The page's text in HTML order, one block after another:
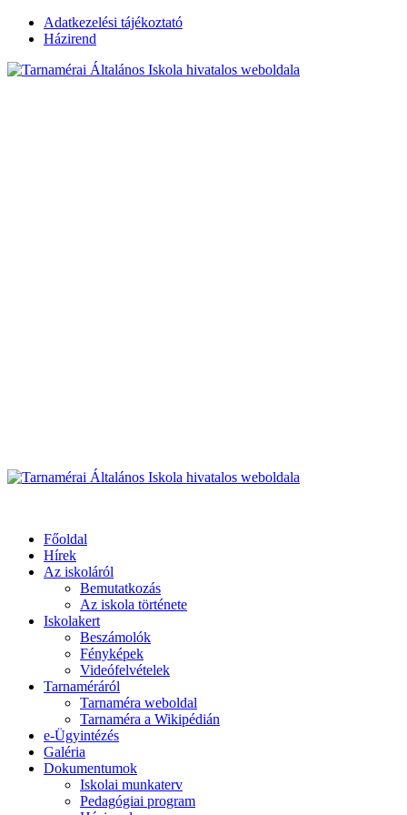
Skip
Adatkezelési tájékoztató
Házirend
Primary
Főoldal
Hírek
Az iskoláról
Bemutatkozás
Az iskola története
Iskolakert
Beszámolók
Fényképek
Videófelvételek
Tarnaméráról
Tarnaméra weboldal
Tarnaméra a Wikipédián
e-Ügyintézés
Galéria
Dokumentumok
Iskolai munkaterv
Pedagógiai program